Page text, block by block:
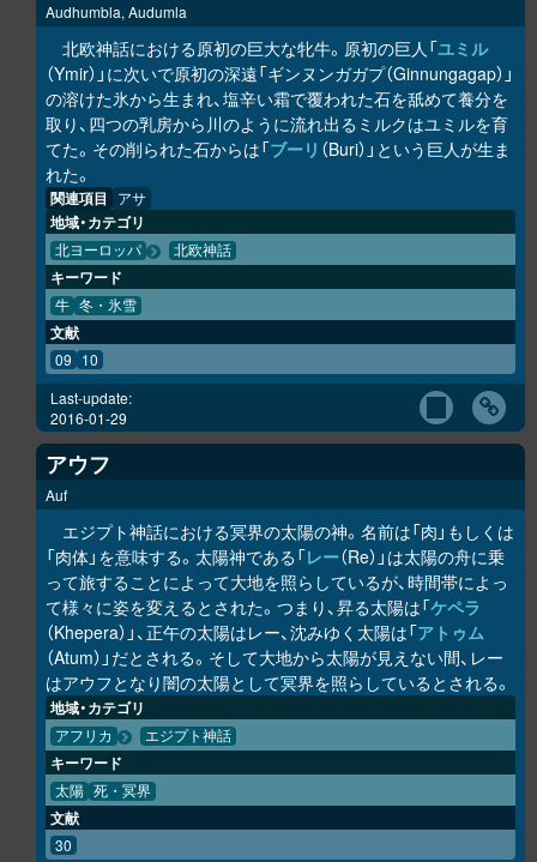
Audhumbla, Audumla
北欧神話における原初の巨大な牝牛。原初の巨人「ユミル
（Ymir）」に次いで原初の深遠「ギンヌンガガプ（Ginnungagap）」
の溶けた氷から生まれ、塩辛い霜で覆われた石を舐めて養分を
取り、四つの乳房から川のように流れ出るミルクはユミルを育
てた。その削られた石からは「ブーリ （Buri）」という巨人が生ま
れた。
関連項目 アサ
地域・カテゴリ
北ヨーロッパ 北欧神話
キーワード
牛 冬・氷雪
文献
09 10
Last-update:
2016-01-29
アウフ
Auf
エジプト神話における冥界の太陽の神。名前は「肉」もしくは
「肉体」を意味する。太陽神である「レー（Re）」は太陽の舟に乗
って旅することによって大地を照らしているが、時間帯によっ
て様々に姿を変えるとされた。つまり、昇る太陽は「ケペラ
（Khepera）」、正午の太陽はレー、沈みゆく太陽は「アトゥム
（Atum）」だとされる。そして大地から太陽が見えない間、レー
はアウフとなり闇の太陽として冥界を照らしているとされる。
地域・カテゴリ
アフリカ エジプト神話
キーワード
太陽 死・冥界
文献
30